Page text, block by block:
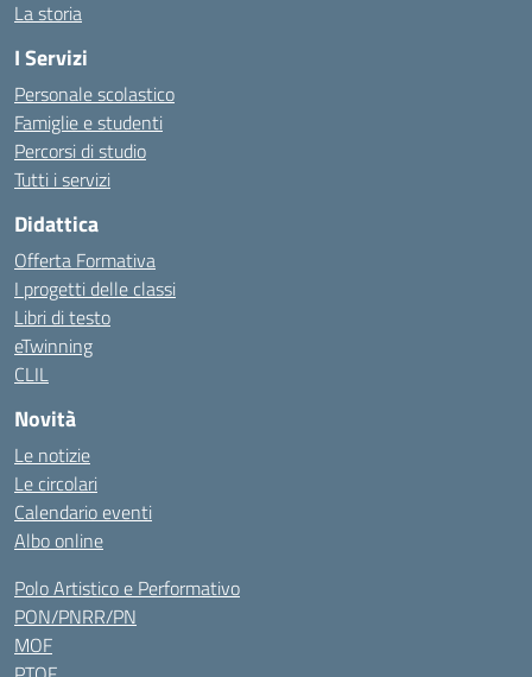
La storia
I Servizi
Personale scolastico
Famiglie e studenti
Percorsi di studio
Tutti i servizi
Didattica
Offerta Formativa
I progetti delle classi
Libri di testo
eTwinning
CLIL
Novità
Le notizie
Le circolari
Calendario eventi
Albo online
Polo Artistico e Performativo
PON/PNRR/PN
MOF